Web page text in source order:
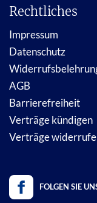
Rechtliches
Impressum
Datenschutz
AGB
Barrierefreiheit
Verträge kündigen
Verträge
FOLGEN SIE